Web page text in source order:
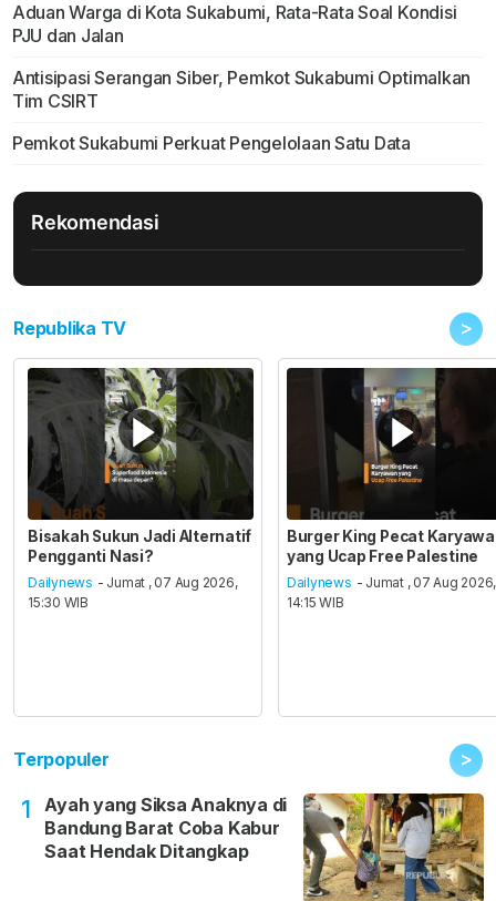
Aduan Warga di Kota Sukabumi, Rata-Rata Soal Kondisi
PJU dan Jalan
Antisipasi Serangan Siber, Pemkot Sukabumi Optimalkan
Tim CSIRT
Pemkot Sukabumi Perkuat Pengelolaan Satu Data
Rekomendasi
Republika TV >
Bisakah Sukun Jadi Alternatif
Pengganti Nasi?
Dailynews - Jumat , 07 Aug 2026,
15:30 WIB
Burger King Pecat
yang Ucap Free Palestine
Dailynews - Jumat , 07 Aug 2026,
14:15 WIB
Terpopuler >
1
Ayah yang Siksa Anaknya di
Bandung Barat Coba Kabur
Saat Hendak Ditangkap